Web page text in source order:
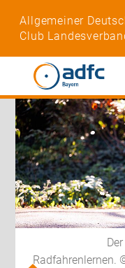
Allgemeiner
Club
Radfahrenlernen.